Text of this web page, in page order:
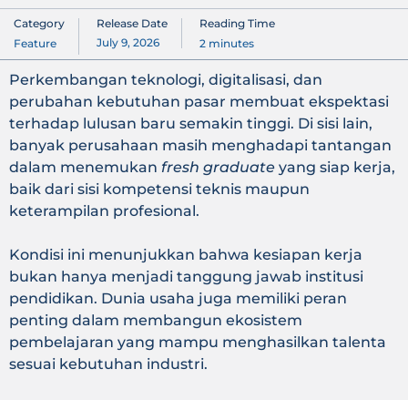
Category
Feature
Release Date
July 9, 2026
Reading Time
2 minutes
Perkembangan teknologi, digitalisasi, dan
perubahan kebutuhan pasar membuat ekspektasi
terhadap lulusan baru semakin tinggi. Di sisi lain,
banyak perusahaan masih menghadapi tantangan
dalam menemukan fresh graduate yang siap kerja,
baik dari sisi kompetensi teknis maupun
keterampilan profesional.
Kondisi ini menunjukkan bahwa kesiapan kerja
bukan hanya menjadi tanggung jawab institusi
pendidikan. Dunia usaha juga memiliki peran
penting dalam membangun ekosistem
pembelajaran yang mampu menghasilkan talenta
sesuai kebutuhan industri.